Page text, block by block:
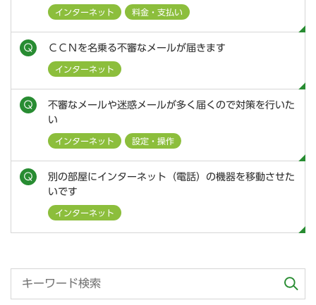
インターネット 料金・支払い
ＣＣＮを名乗る不審なメールが届きます
インターネット
不審なメールや迷惑メールが多く届くので対策を行いた
い
インターネット 設定・操作
別の部屋にインターネット（電話）の機器を移動させた
いです
インターネット